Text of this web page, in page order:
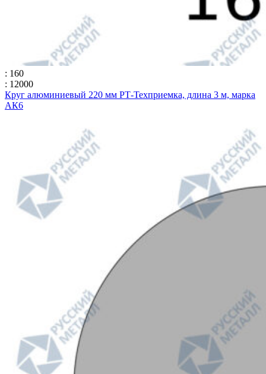
: 160
: 12000
Круг алюминиевый 220 мм РТ-Техприемка, длина 3 м, марка
АК6